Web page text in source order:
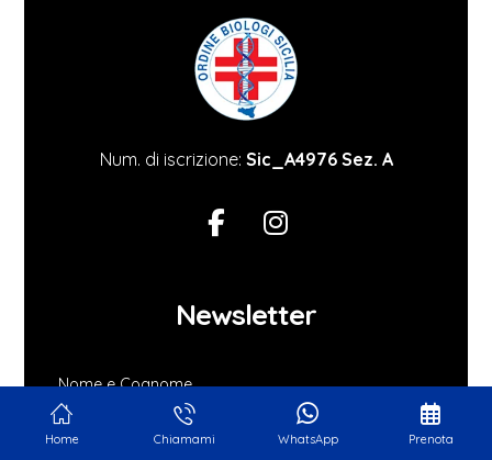
Num. di iscrizione: Sic_A4976 Sez. A
Newsletter
Nome e Cognome
Home Chiamami WhatsApp Prenota